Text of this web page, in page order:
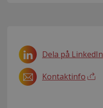
Dela på LinkedIn
Kontaktinfo